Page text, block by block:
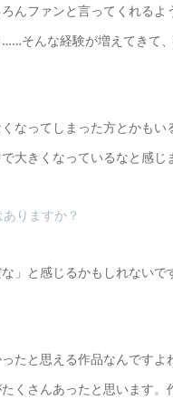
ファンと言ってくれるよ
そんな経験が増えてきて
なってしまった方とかも
大きくなっているなと感じ
りますか？
」と感じるかもしれないで
たと思える作品なんです
くさんあったと思います